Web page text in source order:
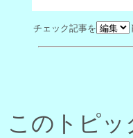
チェック記事を
このトピッ